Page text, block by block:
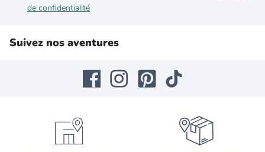
de confidentialité
Suivez nos aventures